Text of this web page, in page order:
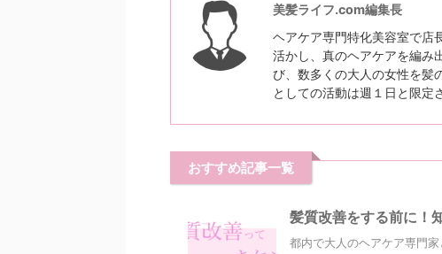
美髪ライフ.com編集長
ヘアケア専門特化美容室で店
活かし、真のヘアケアを編み
び、数多くの大人の女性を髪
としての活動は週１日と限定
おすすめ記事一覧
髪質改善をする前に！
都内で大人のヘアケア専門